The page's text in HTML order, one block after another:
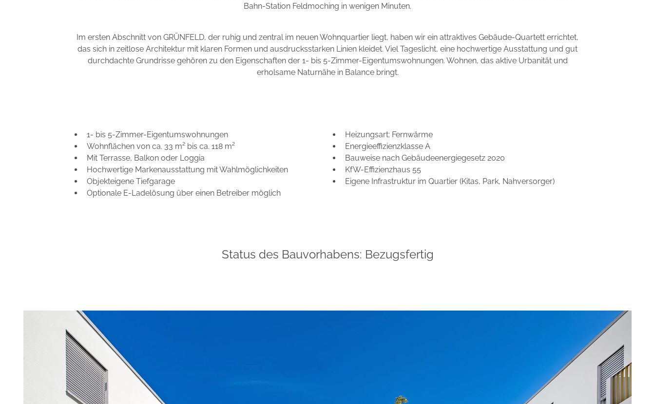
Bahn-Station Feldmoching in wenigen Minuten.
Im ersten Abschnitt von GRÜNFELD, der ruhig und zentral im neuen Wohnquartier liegt, haben wir ein attraktives Gebäude-Quartett errichtet,
das sich in zeitlose Architektur mit klaren Formen und ausdrucksstarken Linien kleidet. Viel Tageslicht, eine hochwertige Ausstattung und gut
durchdachte Grundrisse gehören zu den Eigenschaften der 1- bis 5-Zimmer-Eigentumswohnungen. Wohnen, das aktive Urbanität und
erholsame Naturnähe in Balance bringt.
1- bis 5-Zimmer-Eigentumswohnungen
Wohnflächen von ca. 33 m² bis ca. 118 m²
Mit Terrasse, Balkon oder Loggia
Hochwertige Markenausstattung mit Wahlmöglichkeiten
Objekteigene Tiefgarage
Optionale E-Ladelösung über einen Betreiber möglich
Heizungsart: Fernwärme
Energieeffizienzklasse A
Bauweise nach Gebäudeenergiegesetz 2020
KfW-Effizienzhaus 55
Eigene Infrastruktur im Quartier (Kitas, Park, Nahversorger)
Status des Bauvorhabens: Bezugsfertig